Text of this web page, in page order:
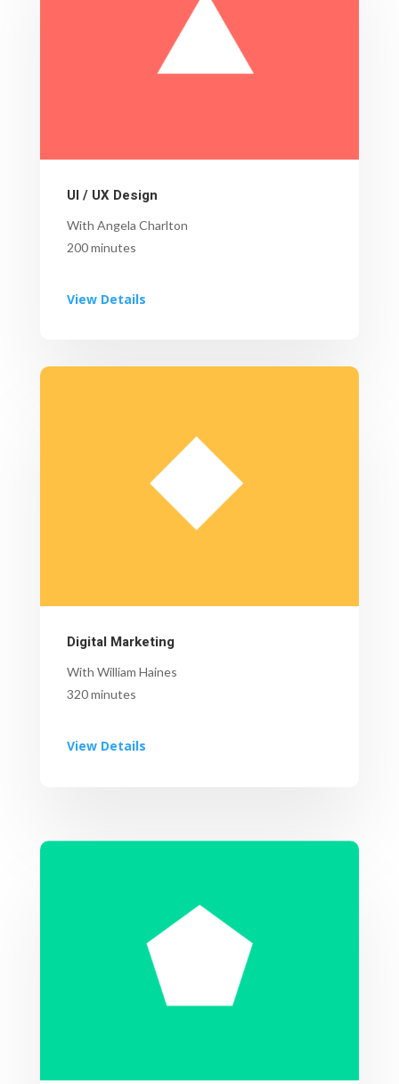
UI / UX Design
With Angela Charlton
200 minutes
View Details
Digital Marketing
With William Haines
320 minutes
View Details